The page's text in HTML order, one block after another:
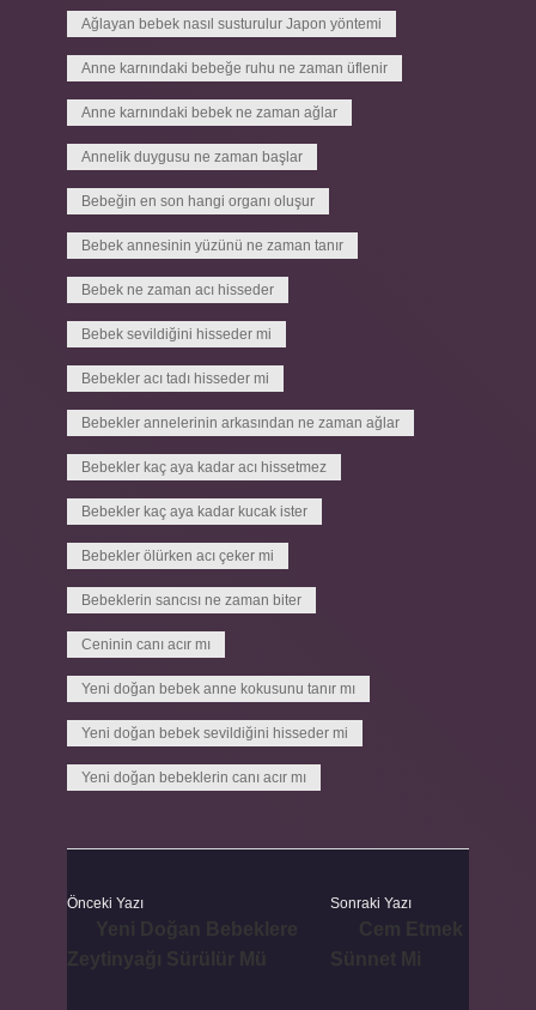
Ağlayan bebek nasıl susturulur Japon yöntemi
Anne karnındaki bebeğe ruhu ne zaman üflenir
Anne karnındaki bebek ne zaman ağlar
Annelik duygusu ne zaman başlar
Bebeğin en son hangi organı oluşur
Bebek annesinin yüzünü ne zaman tanır
Bebek ne zaman acı hisseder
Bebek sevildiğini hisseder mi
Bebekler acı tadı hisseder mi
Bebekler annelerinin arkasından ne zaman ağlar
Bebekler kaç aya kadar acı hissetmez
Bebekler kaç aya kadar kucak ister
Bebekler ölürken acı çeker mi
Bebeklerin sancısı ne zaman biter
Ceninin canı acır mı
Yeni doğan bebek anne kokusunu tanır mı
Yeni doğan bebek sevildiğini hisseder mi
Yeni doğan bebeklerin canı acır mı
Önceki Yazı Sonraki Yazı